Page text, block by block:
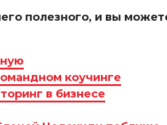
полезного, и вы
коучинге
в бизнесе